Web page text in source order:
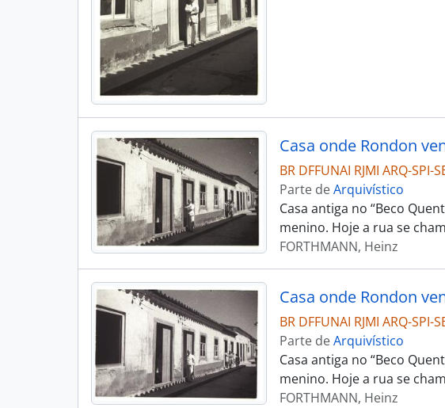
Casa onde Rondon
BR DFFUNAI RJMI ARQ-SPI-
Parte deArquivístico
Casa antiga no “Beco
menino. Hoje a rua se
FORTHMANN, Heinz
Casa onde Rondon
BR DFFUNAI RJMI ARQ-SPI-
Parte deArquivístico
Casa antiga no “Beco
menino. Hoje a rua se
FORTHMANN, Heinz